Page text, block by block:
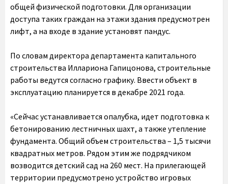
общей физической подготовки. Для организации
доступа таких граждан на этажи здания предусмотрен
лифт, а на входе в здание установят пандус.
По словам директора департамента капитального
строительства Иллариона Гапицонова, строительные
работы ведутся согласно графику. Ввести объект в
эксплуатацию планируется в декабре 2021 года.
«Сейчас устанавливается опалубка, идет подготовка к
бетонированию лестничных шахт, а также утепление
фундамента. Общий объем строительства – 1,5 тысячи
квадратных метров. Рядом этим же подрядчиком
возводится детский сад на 260 мест. На прилегающей
территории предусмотрено устройство игровых